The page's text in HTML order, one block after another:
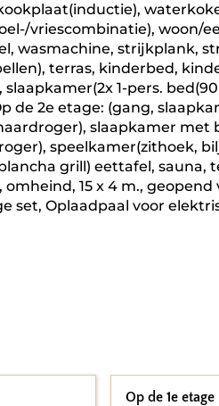
vriescombinatie), woon/
wasmachine, strijkplank,
terras, kinderbed,
1-pers.
de 2e etage: (gang,
slaapkamer met
speelkamer(zithoek,
grill) eettafel, sauna,
15 x 4 m., geopend
set, Oplaadpaal voor
Op de 1e etage